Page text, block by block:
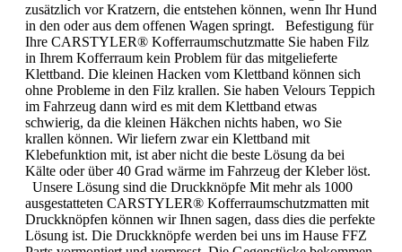
zusätzlich vor Kratzern, die entstehen können, wenn Ihr Hund
in den oder aus dem offenen Wagen springt. Befestigung für
Ihre CARSTYLER® Kofferraumschutzmatte Sie haben Filz
in Ihrem Kofferraum kein Problem für das mitgelieferte
Klettband. Die kleinen Hacken vom Klettband können sich
ohne Probleme in den Filz krallen. Sie haben Velours Teppich
im Fahrzeug dann wird es mit dem Klettband etwas
schwierig, da die kleinen Häkchen nichts haben, wo Sie
krallen können. Wir liefern zwar ein Klettband mit
Klebefunktion mit, ist aber nicht die beste Lösung da bei
Kälte oder über 40 Grad wärme im Fahrzeug der Kleber löst.
Unsere Lösung sind die Druckknöpfe Mit mehr als 1000
ausgestatteten CARSTYLER® Kofferraumschutzmatten mit
Druckknöpfen können wir Ihnen sagen, dass dies die perfekte
Lösung ist. Die Druckknöpfe werden bei uns im Hause FFZ